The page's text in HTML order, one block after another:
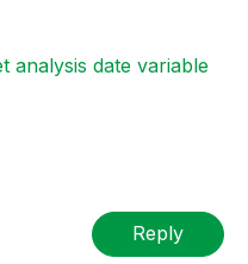
analysis date variable
Reply